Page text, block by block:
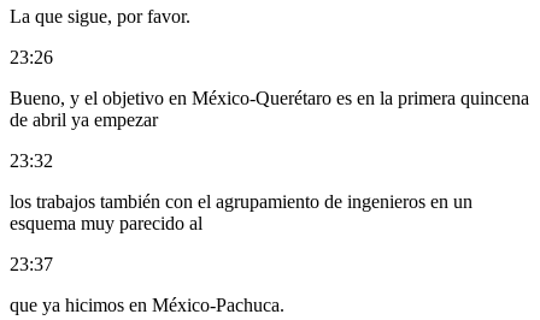
La que sigue, por favor.
23:26
Bueno, y el objetivo en México-Querétaro es en la primera quincena
de abril ya empezar
23:32
los trabajos también con el agrupamiento de ingenieros en un
esquema muy parecido al
23:37
que ya hicimos en México-Pachuca.